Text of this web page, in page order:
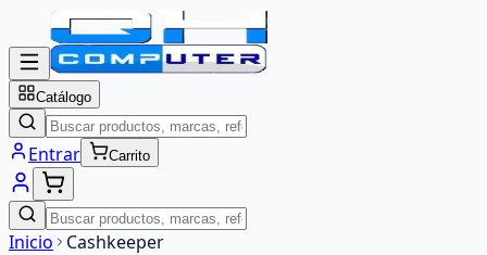
Catálogo
Entrar Carrito
Inicio Cashkeeper